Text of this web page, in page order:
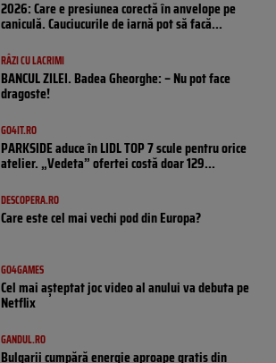
2026: Care e presiunea corectă în anvelope pe
caniculă. Cauciucurile de iarnă pot să facă...
RÂZI CU LACRIMI
BANCUL ZILEI. Badea Gheorghe: – Nu pot face
dragoste!
GO4IT.RO
PARKSIDE aduce în LIDL TOP 7 scule pentru orice
atelier. „Vedeta” ofertei costă doar 129...
DESCOPERA.RO
Care este cel mai vechi pod din Europa?
GO4GAMES
Cel mai așteptat joc video al anului va debuta pe
Netflix
GANDUL.RO
Bulgarii cumpără energie aproape gratis din